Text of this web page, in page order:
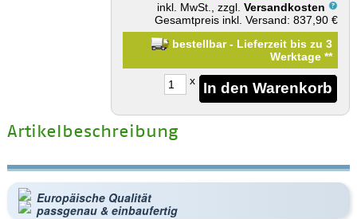
inkl. MwSt., zzgl.Versandkosten
Gesamtpreis inkl. Versand: 837,90 €
bestellbar - Lieferzeit bis zu 3
Werktage**
x
Artikelbeschreibung
Europäische Qualität
passgenau & einbaufertig